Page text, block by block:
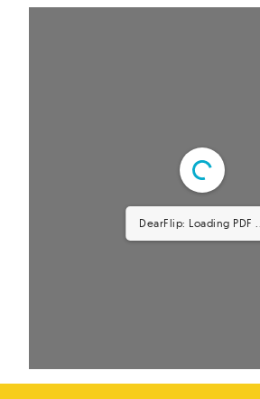
DearFlip: Loading PDF ...